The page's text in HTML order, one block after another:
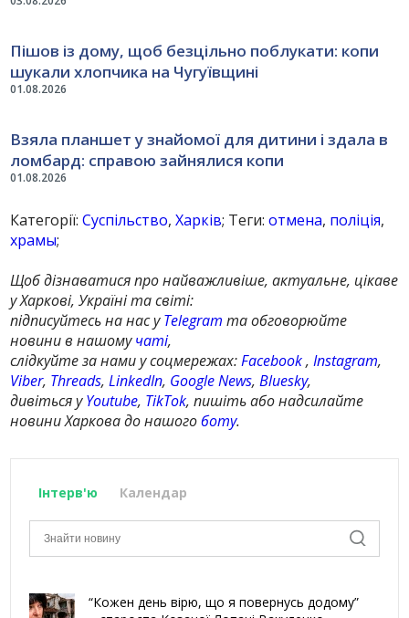
01.08.2026
Пішов із дому, щоб безцільно поблукати: копи
шукали хлопчика на Чугуївщині
01.08.2026
Взяла планшет у знайомої для дитини і здала в
ломбард: справою зайнялися копи
Категорії:Суспільство,Харків; Теги:отмена, поліція,
храмы;
Щоб дізнаватися про найважливіше, актуальне, цікаве
у Харкові, Україні та світі:
підписуйтесь на нас уTelegram та обговорюйте
новини в нашомучаті,
слідкуйте за нами у соцмережах:Facebook,Instagram,
Viber, Threads,LinkedIn, Google News,Bluesky,
дивіться уYoutube, TikTok, пишіть або надсилайте
новини Харкова до нашогоботу.
Інтерв'ю Календар
“Кожен день вірю, що я повернусь додому”